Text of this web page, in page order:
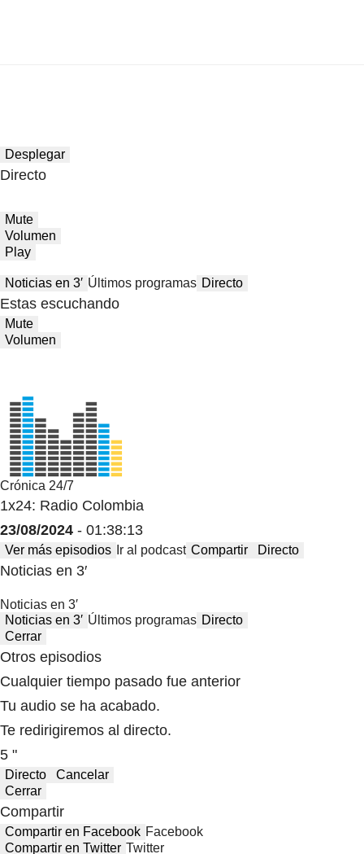
Desplegar
Directo
Mute
Volumen
Play
Noticias en 3′ Últimos programas Directo
Estas escuchando
Mute
Volumen
Crónica 24/7
1x24: Radio Colombia
23/08/2024 - 01:38:13
Ver más episodios Ir al podcast Compartir Directo
Noticias en 3′
Noticias en 3′
Noticias en 3′ Últimos programas Directo
Cerrar
Otros episodios
Cualquier tiempo pasado fue anterior
Tu audio se ha acabado.
Te redirigiremos al directo.
5 "
Directo
Cancelar
Cerrar
Compartir
Compartir en Facebook Facebook
Compartir en Twitter Twitter